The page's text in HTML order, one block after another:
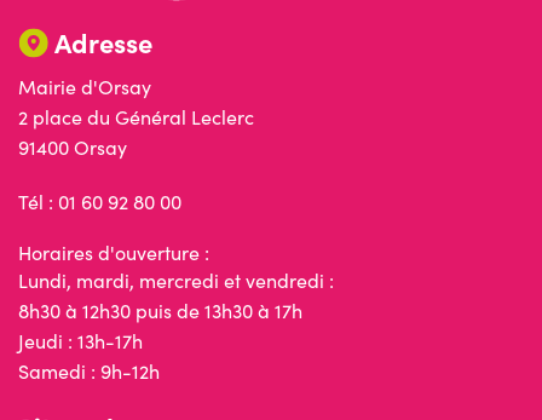
Adresse
Mairie d'Orsay
2 place du Général Leclerc
91400 Orsay
Tél : 01 60 92 80 00
Horaires d'ouverture :
Lundi, mardi, mercredi et vendredi :
8h30 à 12h30 puis de 13h30 à 17h
Jeudi : 13h-17h
Samedi : 9h-12h